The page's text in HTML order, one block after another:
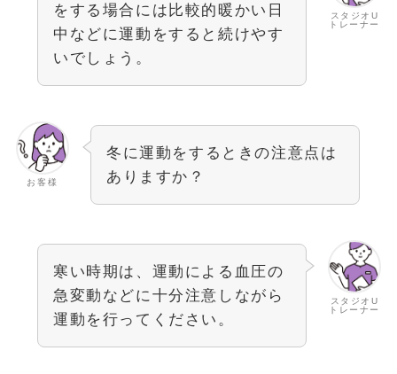
スタジオU
トレーナー
をする場合には比較的暖かい日
中などに運動をすると続けやす
いでしょう。
お客様
冬に運動をするときの注意点は
ありますか？
スタジオU
トレーナー
寒い時期は、運動による血圧の
急変動などに十分注意しながら
運動を行ってください。